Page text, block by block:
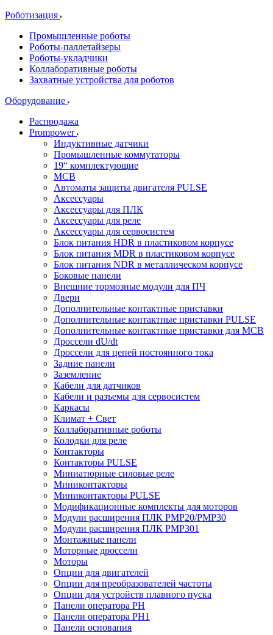
Роботизация
Промышленные роботы
Роботы-паллетайзеры
Роботы-укладчики
Коллаборативные роботы
Захватные устройства для роботов
Оборудование
Распродажа
Prompower
Индуктивные датчики
Промышленные коммутаторы
19“ комплектующие
MCB
Автоматы защиты двигателя PULSE
Аксессуары
Аксессуары для ПЛК
Аксессуары для реле
Аксессуары для сервосистем
Блок питания HDR в пластиковом корпусе
Блок питания MDR в пластиковом корпусе
Блок питания NDR в металлическом корпусе
Боковые панели
Внешние тормозные модули для ПЧ
Двери
Дополнительные контактные приставки
Дополнительные контактные приставки PULSE
Дополнительные контактные приставки для MCB
Дроссели dU/dt
Дроссели для цепей постоянного тока
Задние панели
Заземление
Кабели для датчиков
Кабели и разъемы для сервосистем
Каркасы
Климат + Свет
Коллаборативные роботы
Колодки для реле
Контакторы
Контакторы PULSE
Миниатюрные силовые реле
Миниконтакторы
Миниконтакторы PULSE
Модификационные комплекты для моторов
Модули расширения ПЛК PMP20/PMP30
Модули расширения ПЛК PMP301
Монтажные панели
Моторные дроссели
Моторы
Опции для двигателей
Опции для преобразователей частоты
Опции для устройств плавного пуска
Панели оператора PH
Панели оператора PH1
Панели основания